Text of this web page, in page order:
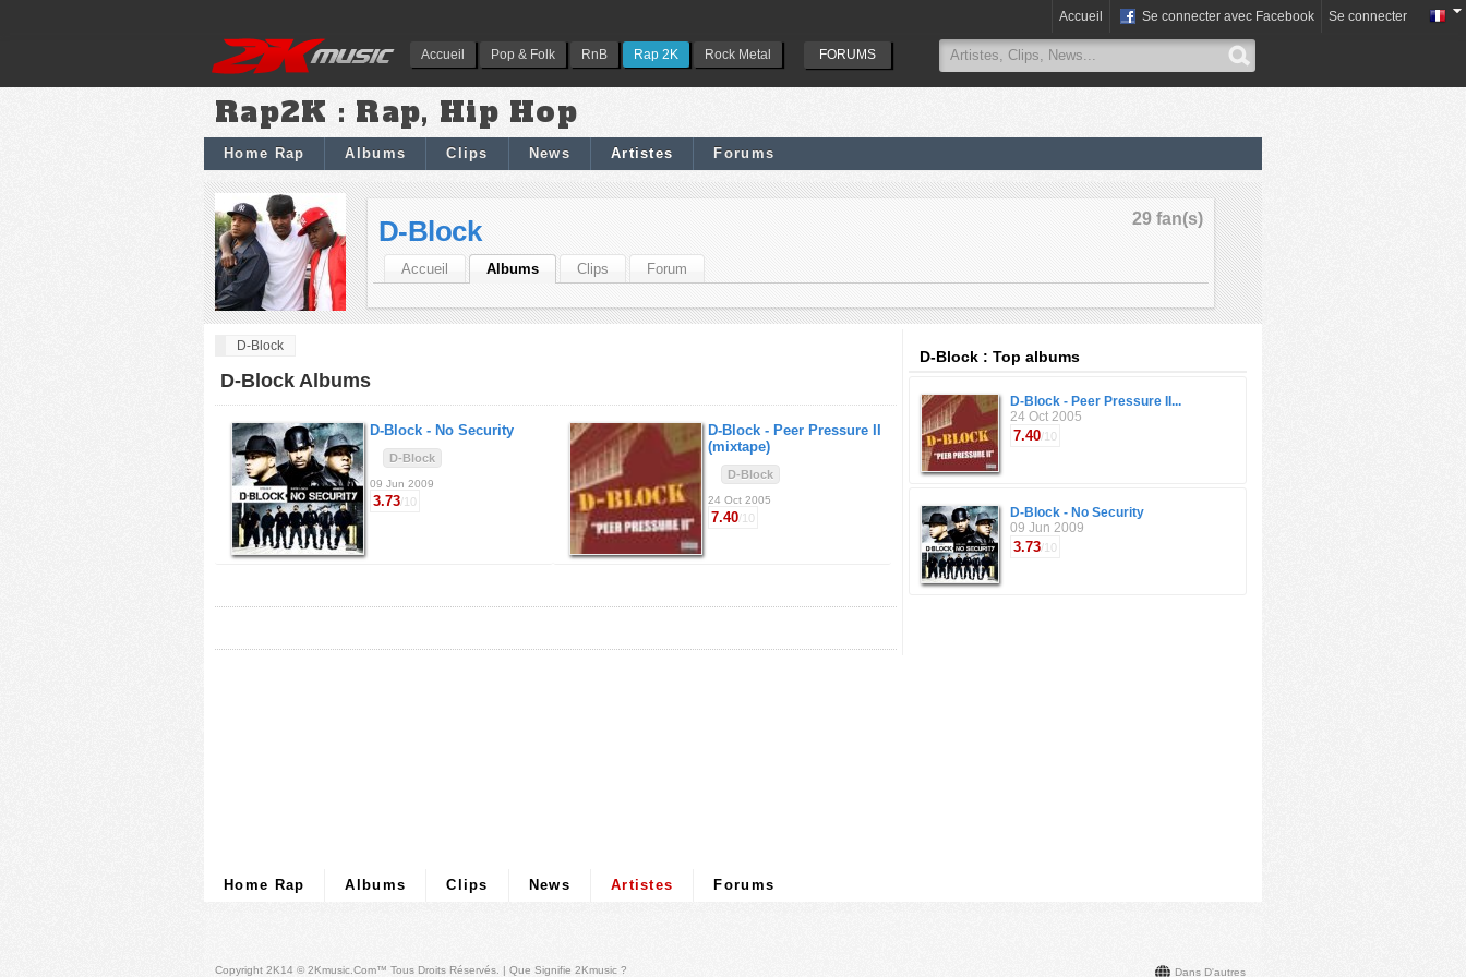
Accueil Pop & Folk RnB Rap 2K Rock Metal FORUMS
Accueil Se connecter avec Facebook Se connecter
Rap2K : Rap, Hip Hop
Home Rap Albums Clips News Artistes Forums
29 fan(s)
D-Block
Accueil Albums Clips Forum
D-Block
D-Block Albums
D-Block - No Security
D-Block
09 Jun 2009
3.73/10
D-Block - Peer Pressure II
(mixtape)
D-Block
24 Oct 2005
7.40/10
D-Block : Top albums
D-Block - Peer Pressure II...
24 Oct 2005
7.40/10
D-Block - No Security
09 Jun 2009
3.73/10
Home Rap Albums Clips News Artistes Forums
Dans D'autres
Copyright 2K14 © 2Kmusic.com™ Tous Droits Réservés . | Que Signifie 2Kmusic ?